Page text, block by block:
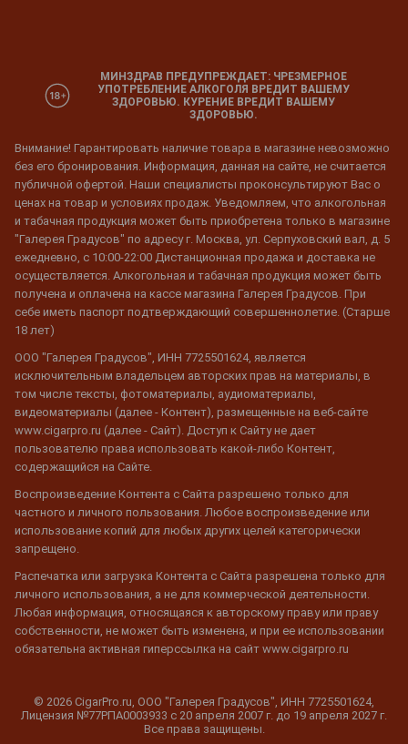
МИНЗДРАВ ПРЕДУПРЕЖДАЕТ: ЧРЕЗМЕРНОЕ
УПОТРЕБЛЕНИЕ АЛКОГОЛЯ ВРЕДИТ ВАШЕМУ
ЗДОРОВЬЮ. КУРЕНИЕ ВРЕДИТ ВАШЕМУ
ЗДОРОВЬЮ.
Внимание! Гарантировать наличие товара в магазине невозможно
без его бронирования. Информация, данная на сайте, не считается
публичной офертой. Наши специалисты проконсультируют Вас о
ценах на товар и условиях продаж. Уведомляем, что алкогольная
и табачная продукция может быть приобретена только в магазине
"Галерея Градусов" по адресу г. Москва, ул. Серпуховский вал, д. 5
ежедневно, с 10:00-22:00 Дистанционная продажа и доставка не
осуществляется. Алкогольная и табачная продукция может быть
получена и оплачена на кассе магазина Галерея Градусов. При
себе иметь паспорт подтверждающий совершеннолетие. (Старше
18 лет)
ООО "Галерея Градусов", ИНН 7725501624, является
исключительным владельцем авторских прав на материалы, в
том числе тексты, фотоматериалы, аудиоматериалы,
видеоматериалы (далее - Контент), размещенные на веб-сайте
www.cigarpro.ru (далее - Сайт). Доступ к Сайту не дает
пользователю права использовать какой-либо Контент,
содержащийся на Сайте.
Воспроизведение Контента с Сайта разрешено только для
частного и личного пользования. Любое воспроизведение или
использование копий для любых других целей категорически
запрещено.
Распечатка или загрузка Контента с Сайта разрешена только для
личного использования, а не для коммерческой деятельности.
Любая информация, относящаяся к авторскому праву или праву
собственности, не может быть изменена, и при ее использовании
обязательна активная гиперссылка на сайт www.cigarpro.ru
© 2026 CigarPro.ru, ООО "Галерея Градусов", ИНН 7725501624,
Лицензия №77РПА0003933 c 20 апреля 2007 г. до 19 апреля 2027 г.
Все права защищены.